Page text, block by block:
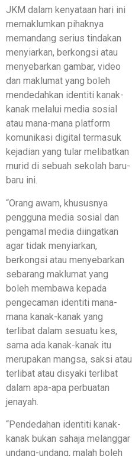
JKM dalam kenyataan hari ini
memaklumkan pihaknya
memandang serius tindakan
menyiarkan, berkongsi atau
menyebarkan gambar, video
dan maklumat yang boleh
mendedahkan identiti kanak-
kanak melalui media sosial
atau mana-mana platform
komunikasi digital termasuk
kejadian yang tular melibatkan
murid di sebuah sekolah baru-
baru ini.
“Orang awam, khususnya
pengguna media sosial dan
pengamal media diingatkan
agar tidak menyiarkan,
berkongsi atau menyebarkan
sebarang maklumat yang
boleh membawa kepada
pengecaman identiti mana-
mana kanak-kanak yang
terlibat dalam sesuatu kes,
sama ada kanak-kanak itu
merupakan mangsa, saksi atau
terlibat atau disyaki terlibat
dalam apa-apa perbuatan
jenayah.
“Pendedahan identiti kanak-
kanak bukan sahaja melanggar
undang-undang, malah boleh